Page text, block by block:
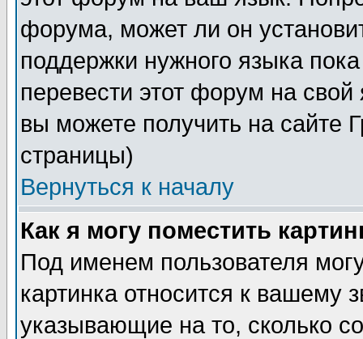
форума, может ли он
поддержки нужного языка
перевести этот форум на
вы можете получить на сайте
страницы)
Вернуться к началу
Как я могу поместить
Под именем пользователя
картинка относится к вашему
указывающие на то, сколько